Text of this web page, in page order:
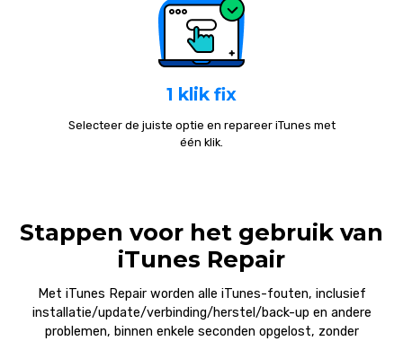
1 klik fix
Selecteer de juiste optie en repareer iTunes met
één klik.
Stappen voor het gebruik van
iTunes Repair
Met iTunes Repair worden alle iTunes-fouten, inclusief
installatie/update/verbinding/herstel/back-up en andere
problemen, binnen enkele seconden opgelost, zonder